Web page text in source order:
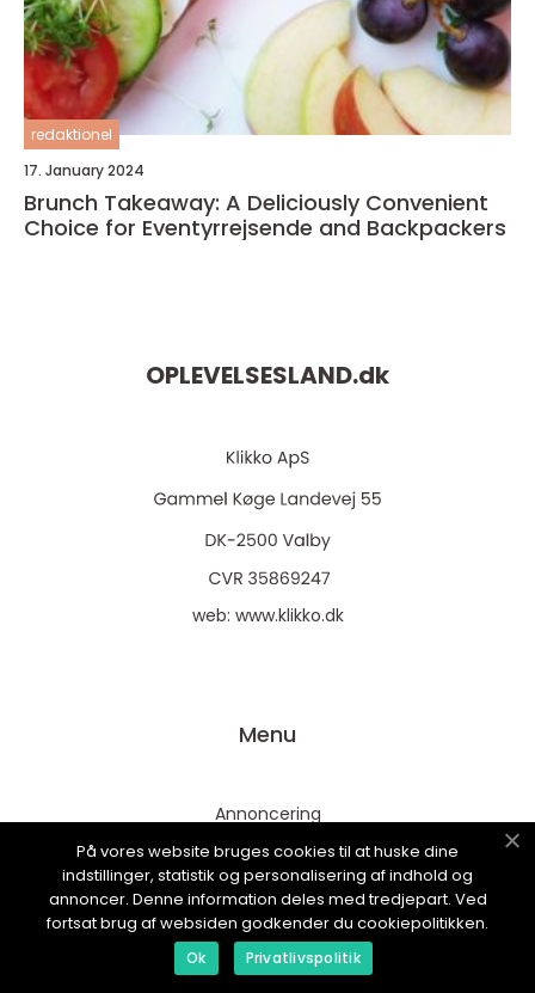
redaktionel
17. January 2024
Brunch Takeaway: A Deliciously Convenient
Choice for Eventyrrejsende and Backpackers
OPLEVELSESLAND.dk
web: www.klikko.dk
Menu
Annoncering
Om os
Cookies
Kontakt os
Sitemap
På vores website bruges cookies til at huske dine
indstillinger, statistik og personalisering af indhold og
annoncer. Denne information deles med tredjepart. Ved
fortsat brug af websiden godkender du cookiepolitikken.
Ok Privatlivspolitik